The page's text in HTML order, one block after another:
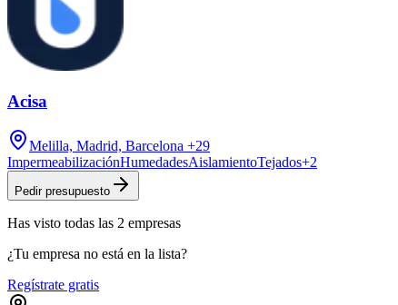
Acisa
Melilla, Madrid, Barcelona +29
ImpermeabilizaciónHumedadesAislamientoTejados+2
Pedir presupuesto
Has visto todas las 2 empresas
¿Tu empresa no está en la lista?
Regístrate gratis